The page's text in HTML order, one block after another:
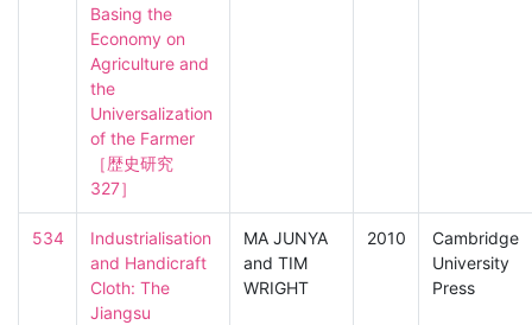
Basing the
Economy on
Agriculture and
the
Universalization
of the Farmer
［歴史研究
327］
534
Industrialisation
and Handicraft
Cloth: The
Jiangsu
MA JUNYA
and TIM
WRIGHT
2010
Cambridge
University
Press